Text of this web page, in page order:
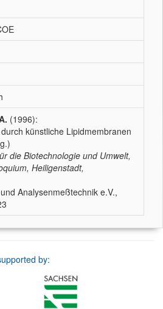
(1996):
künstliche Lipidmembranen
die Biotechnologie und Umwelt,
Heiligenstadt,
Analysenmeßtechnik e.V.,
by: